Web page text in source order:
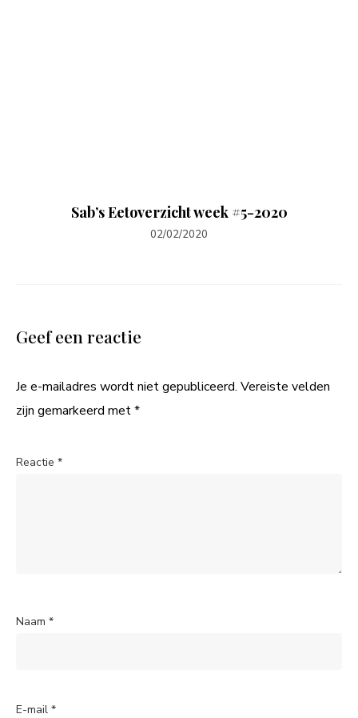
Sab’s Eetoverzicht week #5-2020
02/02/2020
Geef een reactie
Je e-mailadres wordt niet gepubliceerd. Vereiste velden
zijn gemarkeerd met*
Reactie *
Naam *
E-mail *